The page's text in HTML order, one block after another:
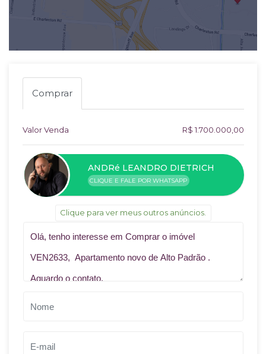
Comprar
Valor Venda R$ 1.700.000,00
ANDRé LEANDRO DIETRICH
CLIQUE E FALE POR WHATSAPP
Clique para ver meus outros anúncios.